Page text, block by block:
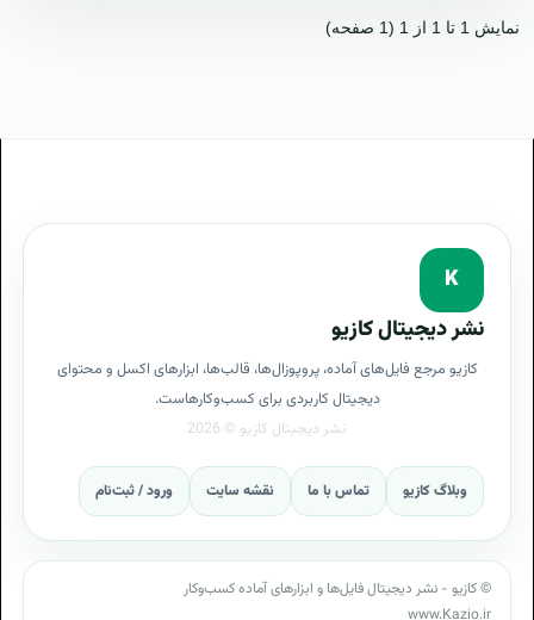
نمایش 1 تا 1 از 1 (1 صفحه)
K
نشر دیجیتال کازیو
کازیو مرجع فایل‌های آماده، پروپوزال‌ها، قالب‌ها، ابزارهای اکسل و محتوای
دیجیتال کاربردی برای کسب‌وکارهاست.
وبلاگ کازیو تماس با ما نقشه سایت ورود / ثبت‌نام
© کازیو - نشر دیجیتال فایل‌ها و ابزارهای آماده کسب‌وکار
www.Kazio.ir